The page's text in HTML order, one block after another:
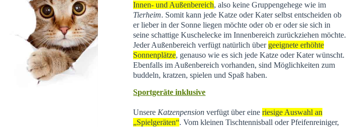
Innen- und Außenbereich, also keine Gruppengehege wie im
Tierheim. Somit kann jede Katze oder Kater selbst entscheiden ob
er lieber in der Sonne liegen möchte oder ob er oder sie sich in
seine schattige Kuschelecke im Innenbereich zurückziehen möchte.
Jeder Außenbereich verfügt natürlich über geeignete erhöhte
Sonnenplätze, genauso wie es sich jede Katze oder Kater wünscht.
Ebenfalls im Außenbereich vorhanden, sind Möglichkeiten zum
buddeln, kratzen, spielen und Spaß haben.
Sportgeräte inklusive
Unsere Katzenpension verfügt über eineriesige Auswahl an
„Spielgeräten“. Vom kleinen Tischtennisball oder Pfeifenreiniger,